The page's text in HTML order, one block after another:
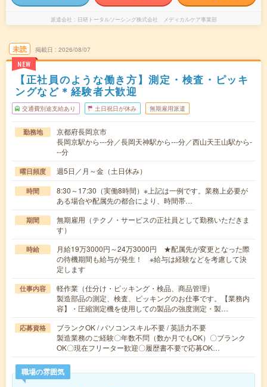
派遣会社 日研トータルソーシング株式会社 メディカルケア事業部
未読
NEW
掲載日 2026/08/07
【正社員のような働き方】測定・検査・ピッキ
ングなど＊経験者大歓迎
交通費別途支給あり 土日祝日が休み 無期雇用派遣
勤務地
京都府長岡京市
長岡京駅から---分／長岡天神駅から---分／西山天王山駅から-
--分
曜日頻度 週5日／月～金（土日休み）
時間
8:30～17:30（実働8時間）※上記は一例です。業務上必要が
ある場合や配属先の都合により、時間帯…
期間
無期雇用（テクノ・サービスの正社員として勤務いただきま
す）
時給
月給19万3000円～24万3000円 ★配属先が変更となった際
の待機期間も給与が発生！ ※給与は経験などを考慮して決
定します
仕事内容
軽作業（仕分け・ピッキング・検品、商品管理）
製造部品の測定、検査、ピッキングのお仕事です。【業務内
容】・圧縮測定機を使用しての製品の強度測定・製…
応募資格
ブランクOK / パソコンスキル不要 / 英語力不要
製造業務のご経験〇年数不問（数か月でもOK）〇ブランク
OK〇現在フリーター歓迎〇履歴書不要で応募OK…
職場の雰囲気